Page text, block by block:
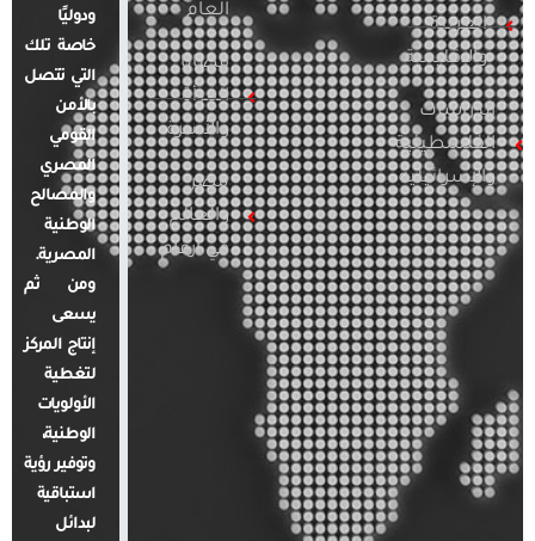
العربية
والإقليمية
الدراسات
الفلسطينية
والإسرائيلية
العام
قضايا
المرأة
والأسرة
مصر
والعالم
في أرقام
ودوليًا
خاصة تلك
التي تتصل
بالأمن
القومي
المصري
والمصالح
الوطنية
المصرية.
ومن ثم
يسعى
إنتاج المركز
لتغطية
الأولويات
الوطنية،
وتوفير رؤية
استباقية
لبدائل